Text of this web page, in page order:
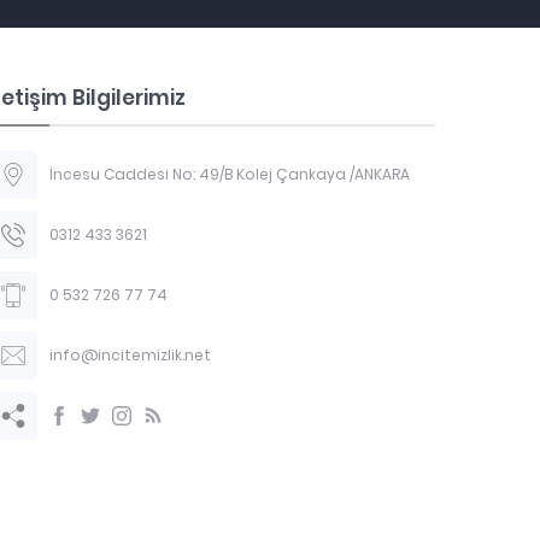
Bilgilerimiz
İncesu Caddesi No: 49/B Kolej Çankaya /ANKARA
0312 433 3621
0 532 726 77 74
info@incitemizlik.net